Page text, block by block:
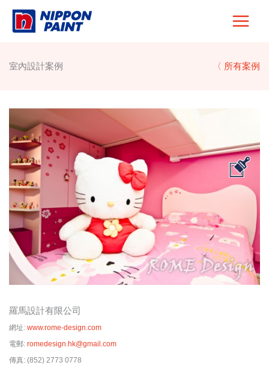
Skip
室內設計案例 〈 所有案例
羅馬設計有限公司
網址: www.rome-design.com
電郵: romedesign.hk@gmail.com
傳真: (852) 2773 0778